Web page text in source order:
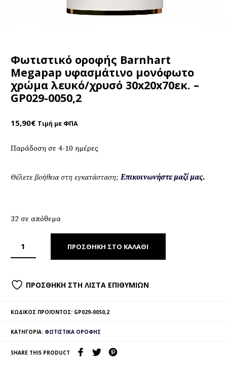
Φωτιστικό οροφής Barnhart
Megapap υφασμάτινο μονόφωτο
χρώμα λευκό/χρυσό 30x20x70εκ. –
GP029-0050,2
15,90€ Τιμή με ΦΠΑ
Παράδοση σε 4-10 ημέρες
Θέλετε βοήθεια στη εγκατάσταση; Επικοινωνήστε μαζί μας.
32 σε απόθεμα
ΠΡΟΣΘΉΚΗ ΣΤΟ ΚΑΛΆΘΙ
ΠΡΟΣΘΉΚΗ ΣΤΗ ΛΊΣΤΑ ΕΠΙΘΥΜΙΏΝ
ΚΩΔΙΚΌΣ ΠΡΟΪΌΝΤΟΣ: GP029-0050,2
ΚΑΤΗΓΟΡΊΑ: ΦΩΤΙΣΤΙΚΆ ΟΡΟΦΉΣ
SHARE THIS PRODUCT